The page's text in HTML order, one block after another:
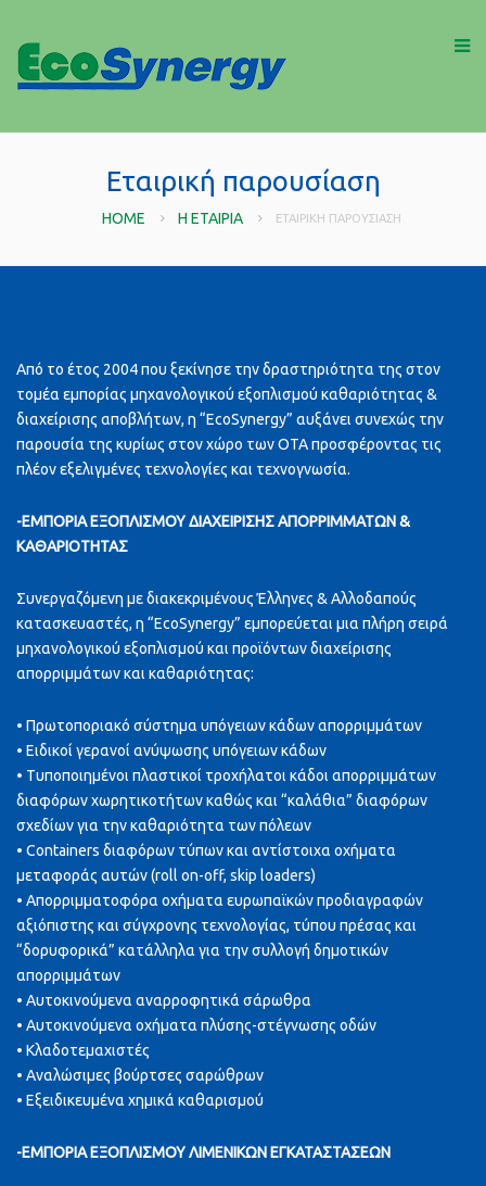
Εταιρική παρουσίαση
HOME Η ΕΤΑΙΡΊΑ ΕΤΑΙΡΙΚΉ ΠΑΡΟΥΣΊΑΣΗ
Από το έτος 2004 που ξεκίνησε την δραστηριότητα της στον
τομέα εμπορίας μηχανολογικού εξοπλισμού καθαριότητας &
διαχείρισης αποβλήτων, η “EcoSynergy” αυξάνει συνεχώς την
παρουσία της κυρίως στον χώρο των ΟΤΑ προσφέροντας τις
πλέον εξελιγμένες τεχνολογίες και τεχνογνωσία.
-ΕΜΠΟΡΙΑ ΕΞΟΠΛΙΣΜΟΥ ΔΙΑΧΕΙΡΙΣΗΣ ΑΠΟΡΡΙΜΜΑΤΩΝ &
ΚΑΘΑΡΙΟΤΗΤΑΣ
Συνεργαζόμενη με διακεκριμένους Έλληνες & Αλλοδαπούς
κατασκευαστές, η “EcoSynergy” εμπορεύεται μια πλήρη σειρά
μηχανολογικού εξοπλισμού και προϊόντων διαχείρισης
απορριμμάτων και καθαριότητας:
• Πρωτοποριακό σύστημα υπόγειων κάδων απορριμμάτων
• Ειδικοί γερανοί ανύψωσης υπόγειων κάδων
• Τυποποιημένοι πλαστικοί τροχήλατοι κάδοι απορριμμάτων
διαφόρων χωρητικοτήτων καθώς και “καλάθια” διαφόρων
σχεδίων για την καθαριότητα των πόλεων
• Containers διαφόρων τύπων και αντίστοιχα οχήματα
μεταφοράς αυτών (roll on-off, skip loaders)
• Απορριμματοφόρα οχήματα ευρωπαϊκών προδιαγραφών
αξιόπιστης και σύγχρονης τεχνολογίας, τύπου πρέσας και
“δορυφορικά” κατάλληλα για την συλλογή δημοτικών
απορριμμάτων
• Αυτοκινούμενα αναρροφητικά σάρωθρα
• Αυτοκινούμενα οχήματα πλύσης-στέγνωσης οδών
• Κλαδοτεμαχιστές
• Αναλώσιμες βούρτσες σαρώθρων
• Εξειδικευμένα χημικά καθαρισμού
-ΕΜΠΟΡΙΑ ΕΞΟΠΛΙΣΜΟΥ ΛΙΜΕΝΙΚΩΝ ΕΓΚΑΤΑΣΤΑΣΕΩΝ